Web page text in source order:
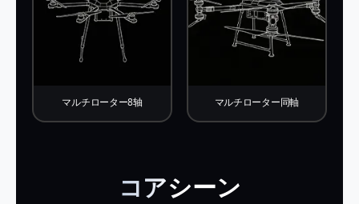
マルチローター8轴 マルチローター同軸
コアシーン